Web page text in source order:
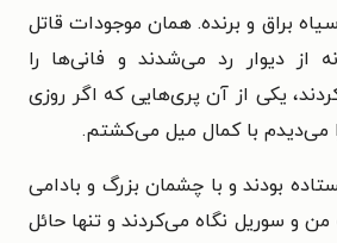
براق و برنده. همان موجودات قاتل
از دیوار رد می‌شدند و فانی‌ها را
یکی از آن پری‌هایی که اگر روزی
می‌دیدم با کمال میل می‌کشتم.
بودند و با چشمان بزرگ و بادامی
و سوریل نگاه می‌کردند و تنها حائل